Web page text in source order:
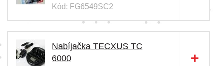
Kód: FG6549SC2
Nabíjačka TECXUS TC
6000